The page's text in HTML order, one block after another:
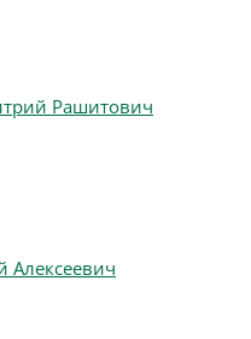
Рашитович
Алексеевич